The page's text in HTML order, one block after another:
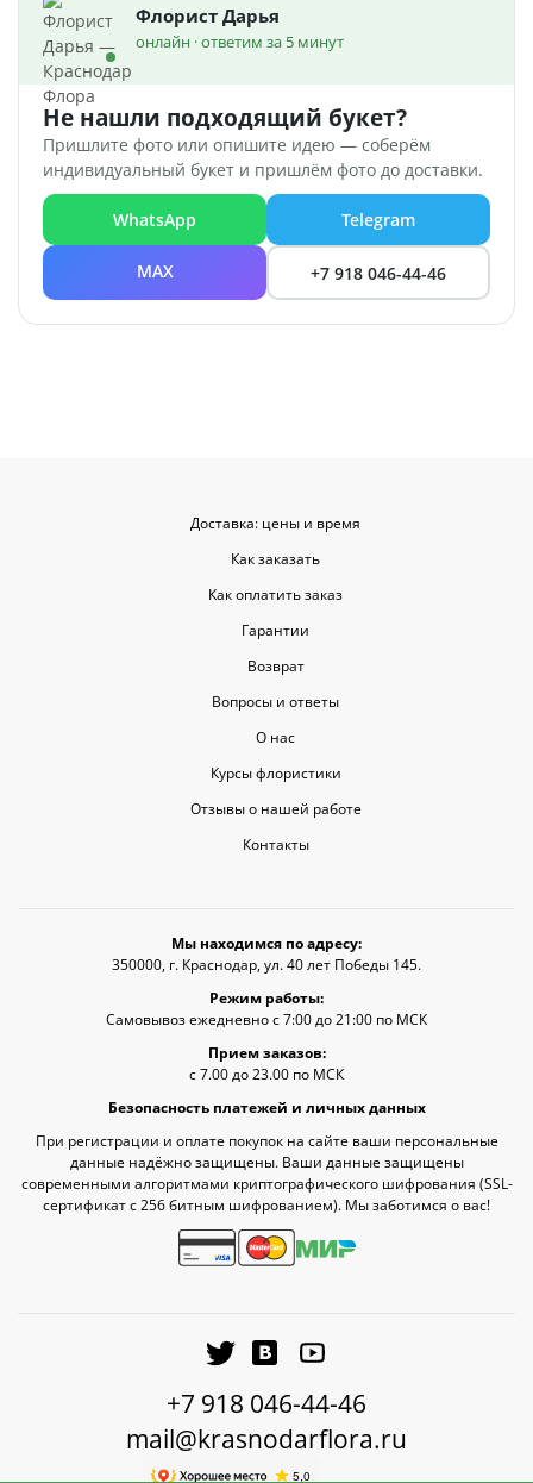
Флорист Дарья
онлайн · ответим за 5 минут
Не нашли подходящий букет?
Пришлите фото или опишите идею — соберём
индивидуальный букет и пришлём фото до доставки.
WhatsApp Telegram
MAX +7 918 046-44-46
Доставка: цены и время
Как заказать
Как оплатить заказ
Гарантии
Возврат
Вопросы и ответы
О нас
Курсы флористики
Отзывы о нашей работе
Контакты
Мы находимся по адресу:
350000, г. Краснодар, ул. 40 лет Победы 145.
Режим работы:
Самовывоз ежедневно с 7:00 до 21:00 по МСК
Прием заказов:
с 7.00 до 23.00 по МСК
Безопасность платежей и личных данных
При регистрации и оплате покупок на сайте ваши персональные
данные надёжно защищены. Ваши данные защищены
современными алгоритмами криптографического шифрования (SSL-
сертификат c 256 битным шифрованием). Мы заботимся о вас!
+7 918 046-44-46
mail@krasnodarflora.ru